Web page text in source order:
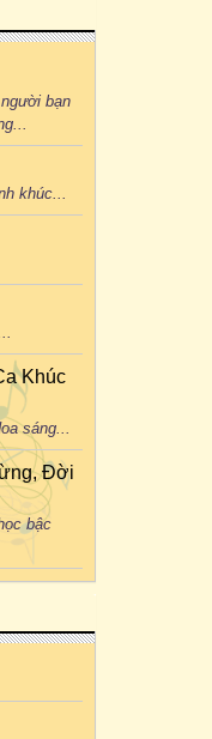
bạn
khúc...
Khúc
sáng...
Đời
bậc